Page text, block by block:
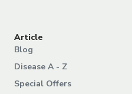
Article
Blog
Disease A - Z
Special Offers